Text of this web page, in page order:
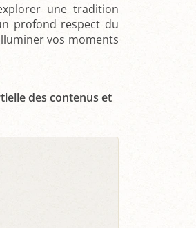
une tradition
profond respect du
vos moments
des contenus et